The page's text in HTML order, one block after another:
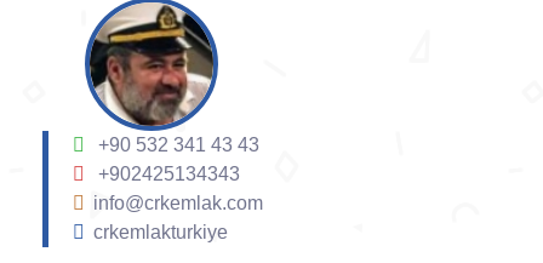
+90 532 341 43 43
+902425134343
info@crkemlak.com
crkemlakturkiye